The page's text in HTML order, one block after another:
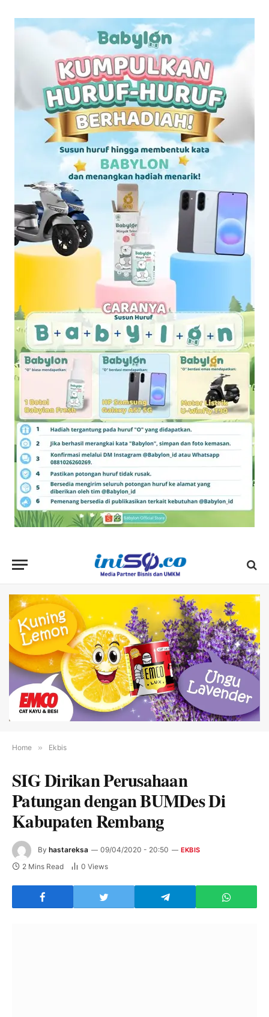
Home » Ekbis
SIG Dirikan Perusahaan
Patungan dengan BUMDes Di
Kabupaten Rembang
By hastareksa 09/04/2020 - 20:50 EKBIS
2 Mins Read 0 Views